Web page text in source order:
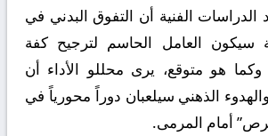
الدراسات الفنية أن التفوق البدني في
سيكون العامل الحاسم لترجيح كفة
هو متوقع، يرى محللو الأداء أن
الذهني سيلعبان دوراً محورياً في
أمام المرمى.